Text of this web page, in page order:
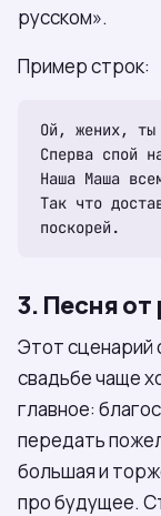
русском».
Пример строк:
Ой, жених, ты
Сперва спой
Наша Маша
Так что
3. Песня
Этот сценарий
свадьбе чаще
главное:
передать
большая и
про будущее.